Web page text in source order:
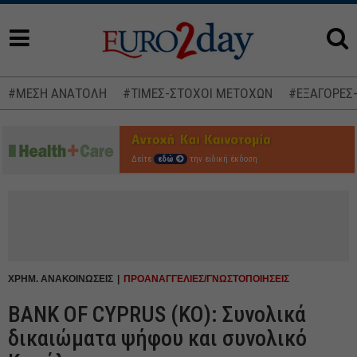
#ΜΕΣΗ ΑΝΑΤΟΛΗ #ΤΙΜΕΣ-ΣΤΟΧΟΙ ΜΕΤΟΧΩΝ
Δείτε εδώ την ειδική έκδοση
ΧΡΗΜ. ΑΝΑΚΟΙΝΩΣΕΙΣ ΠΡΟΑΝΑΓΓΕΛΙΕΣ/ΓΝΩΣΤΟΠΟΙΗΣΕΙΣ
BANK OF CYPRUS (ΚΟ): Συνολικά
δικαιώματα ψήφου και συνολικό